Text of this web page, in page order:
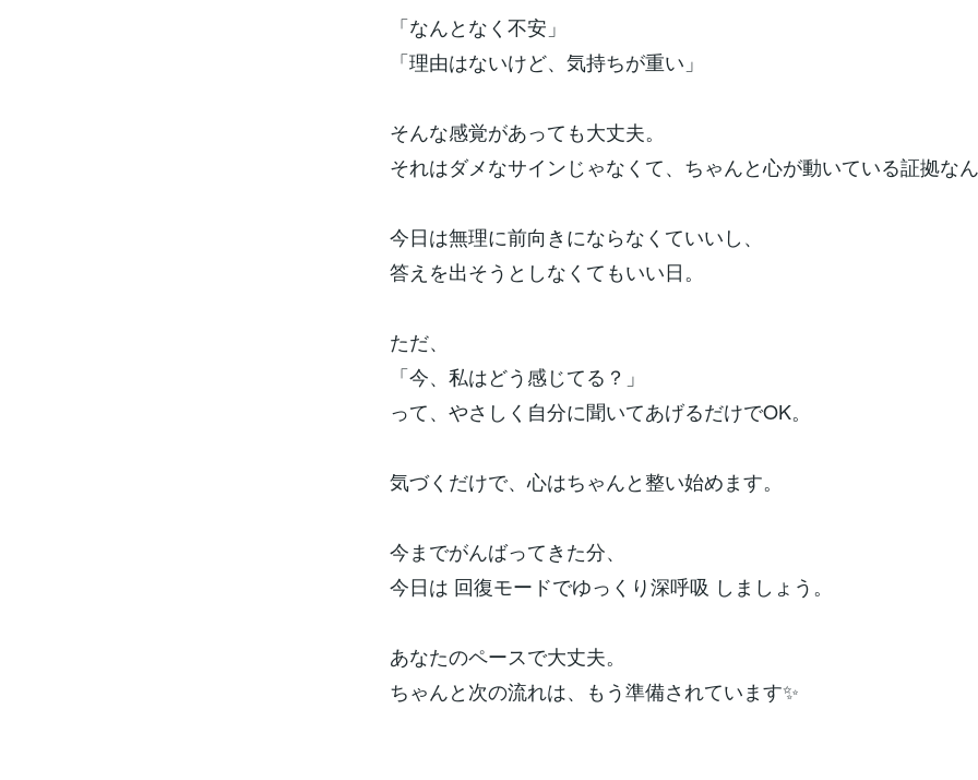
「なんとなく不安」
「理由はないけど、気持ちが重い」
そんな感覚があっても大丈夫。
それはダメなサインじゃなくて、ちゃんと心が動いている証拠な
今日は無理に前向きにならなくていいし、
答えを出そうとしなくてもいい日。
ただ、
「今、私はどう感じてる？」
って、やさしく自分に聞いてあげるだけでOK。
気づくだけで、心はちゃんと整い始めます。
今までがんばってきた分、
今日は 回復モードでゆっくり深呼吸 しましょう。
あなたのペースで大丈夫。
ちゃんと次の流れは、もう準備されています✨